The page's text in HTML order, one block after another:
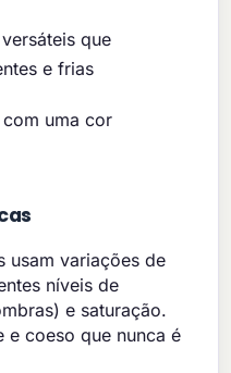
que
e frias
uma cor
usam variações de
níveis de
e saturação.
e coeso que nunca é